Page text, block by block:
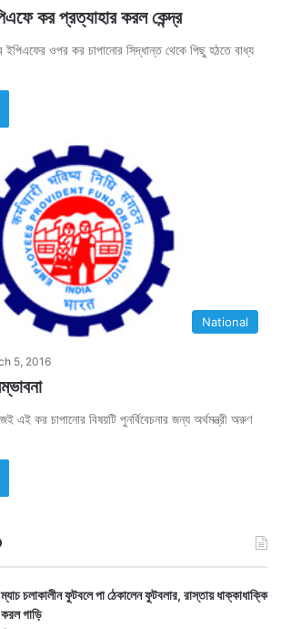
কর প্রত্যাহার করল কেন্দ্র
ওপর কর চাপানোর সিদ্ধান্ত থেকে পিছু হঠতে বাধ্য
National
5, 2016
এই কর চাপানোর বিষয়টি পুনর্বিবেচনার জন্য অর্থমন্ত্রী অরুণ
ম্যাচ চলাকালীন ফুটবলে পা ঠেকালেন ফুটবলার, রাস্তায় ধাক্কাধাক্কি
করল গাড়ি